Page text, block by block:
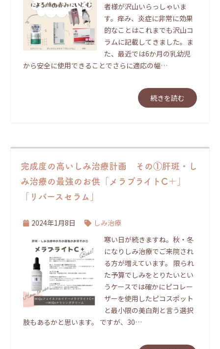
者様が沢山いらっしゃいま
す。痒み、炎症に非常に効果
的なことはこれまでも沢山コ
ラムに記載してきました。ま
た、最近では6か月の乳幼児
から安全に使用できることでさらに適応の幅…
続きを読む
完成度の高いしみ治療計画 その①肝斑・し
み治療の最強のお供「メラブライトC＋」
「リバースセラム」
2024年1月8日
しみ治療
寒い日が続きますね。秋・冬
になりしみ治療でご来院され
る方が増えています。 限られ
た予算でしみをとりたいとい
うケースでは確かにピコレー
ザーを使用したピコスポット
と最小限の美白剤と言う選択
肢もあるかと思います。 ですが、30…